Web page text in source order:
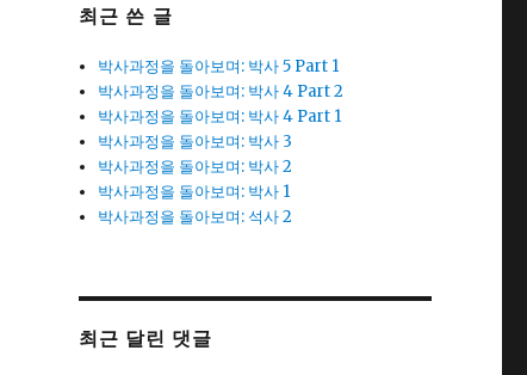
최근 쓴 글
박사과정을 돌아보며: 박사 5 Part 1
박사과정을 돌아보며: 박사 4 Part 2
박사과정을 돌아보며: 박사 4 Part 1
박사과정을 돌아보며: 박사 3
박사과정을 돌아보며: 박사 2
박사과정을 돌아보며: 박사 1
박사과정을 돌아보며: 석사 2
최근 달린 댓글